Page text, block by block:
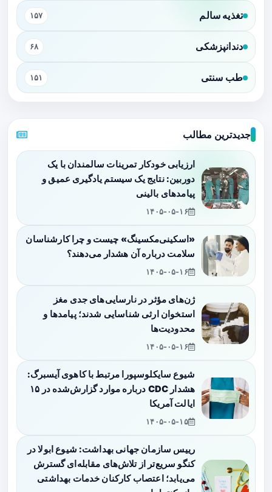
تغذیه سالم ۱۵۷
دندانپزشکی ۶۸
طب سنتی ۱۵۱
جدیدترین مطالب
ارزیابی خودکار تمرینات سالمندان با یک
دوربین: نتایج یک سیستم یادگیری عمیق و
پیامدهای بالینی
۱۴۰۵-۰۵-۱۶
«اسکینی‌مکسینگ» چیست و چرا کارشناسان
سلامت درباره آن هشدار می‌دهند؟
۱۴۰۵-۰۵-۱۶
ژن‌های مؤثر در نارسایی‌های جدی مغز
استخوان ارثی شناسایی شدند؛ پیامدها و
محدودیت‌ها
۱۴۰۵-۰۵-۱۶
شیوع سایکلوسپورا مرتبط با کاهوی آیسبرگ:
هشدار CDC درباره موارد گزارش‌شده در ۱۵
ایالت آمریکا
۱۴۰۵-۰۵-۱۵
رییس سازمان جهانی بهداشت: شیوع ابولا در
کنگو سریع‌تر از تلاش‌های مقابله‌ای گسترش
می‌یابد؛ اعتصاب کارکنان خدمات بهداشتی